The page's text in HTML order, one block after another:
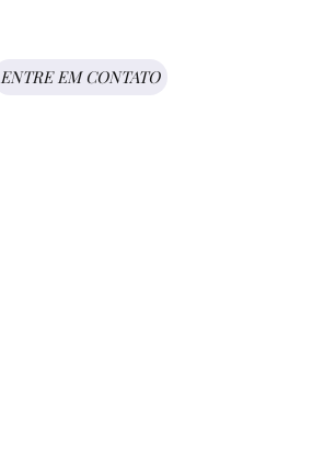
ENTRE EM CONTATO